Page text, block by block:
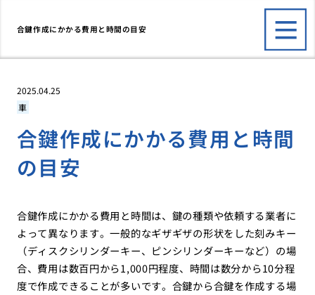
合鍵作成にかかる費用と時間の目安
2025.04.25
車
合鍵作成にかかる費用と時間
の目安
合鍵作成にかかる費用と時間は、鍵の種類や依頼する業者に
よって異なります。一般的なギザギザの形状をした刻みキー
（ディスクシリンダーキー、ピンシリンダーキーなど）の場
合、費用は数百円から1,000円程度、時間は数分から10分程
度で作成できることが多いです。合鍵から合鍵を作成する場